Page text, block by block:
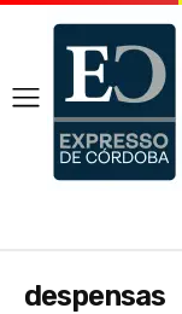
despensas